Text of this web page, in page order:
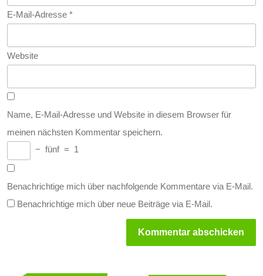
E-Mail-Adresse *
Website
Name, E-Mail-Adresse und Website in diesem Browser für
meinen nächsten Kommentar speichern.
− fünf = 1
Benachrichtige mich über nachfolgende Kommentare via E-Mail.
Benachrichtige mich über neue Beiträge via E-Mail.